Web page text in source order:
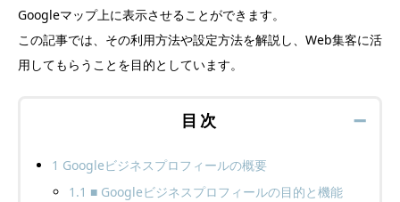
Googleマップ上に表示させることができます。
この記事では、その利用方法や設定方法を解説し、Web集客に活
用してもらうことを目的としています。
目次 ➖
1 Googleビジネスプロフィールの概要
1.1 ■ Googleビジネスプロフィールの目的と機能